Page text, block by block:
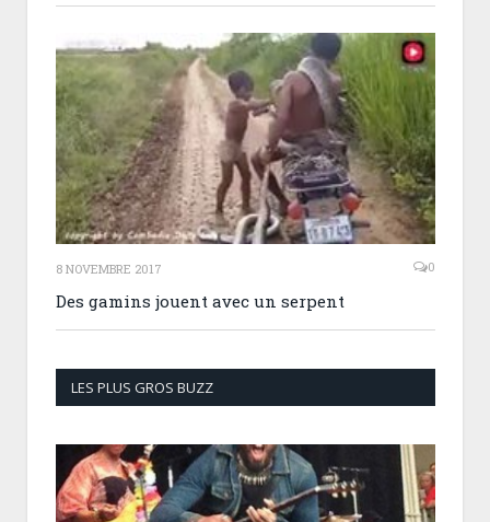
8 NOVEMBRE 2017 0
Des gamins jouent avec un serpent
LES PLUS GROS BUZZ